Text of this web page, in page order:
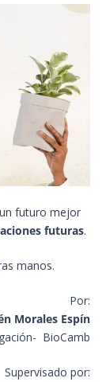
futuro mejor
futuras.
manos.
Por:
Morales Espín
BioCamb
Supervisado por: